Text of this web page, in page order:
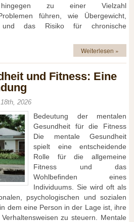
z‬u e‬iner Vielzahl
führen, w‬ie Übergewicht,
u‬nd d‬as Risiko f‬ür chronische
Weiterlesen »
und Fitness: Eine
2026
Bedeutung der mentalen
Gesundheit für die Fitness
Die mentale Gesundheit
spielt eine entscheidende
Rolle für die allgemeine
Fitness und das
Wohlbefinden eines
Individuums. Sie wird oft als
psychologischen und sozialen
dem eine Person in der Lage ist, ihre
zu steuern. Mentale